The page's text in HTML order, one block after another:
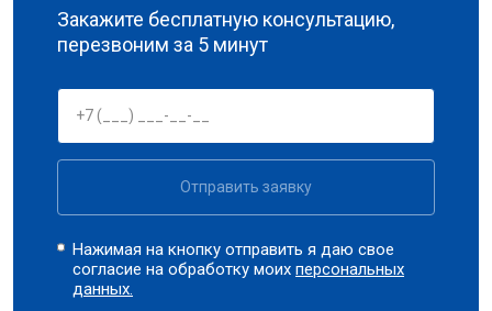
Закажите бесплатную консультацию,
перезвоним за 5 минут
Отправить заявку
Нажимая на кнопку отправить я даю свое
согласие на обработку моихперсональных
данных.